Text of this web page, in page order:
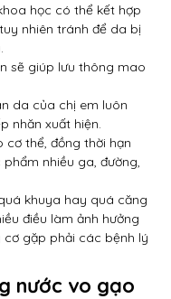
học có thể kết hợp
nhiên tránh để da bị
sẽ giúp lưu thông mao
da của chị em luôn
nhăn xuất hiện.
cơ thể, đồng thời hạn
nhiều ga, đường,
khuya hay quá căng
điều làm ảnh hưởng
gặp phải các bệnh lý
nước vo gạo